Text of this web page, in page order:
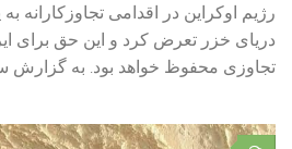
رژیم اوکراین در اقدامی تجاوزکارانه
دریای خزر تعرض کرد و این حق برای
تجاوزی محفوظ خواهد بود. به گزارش